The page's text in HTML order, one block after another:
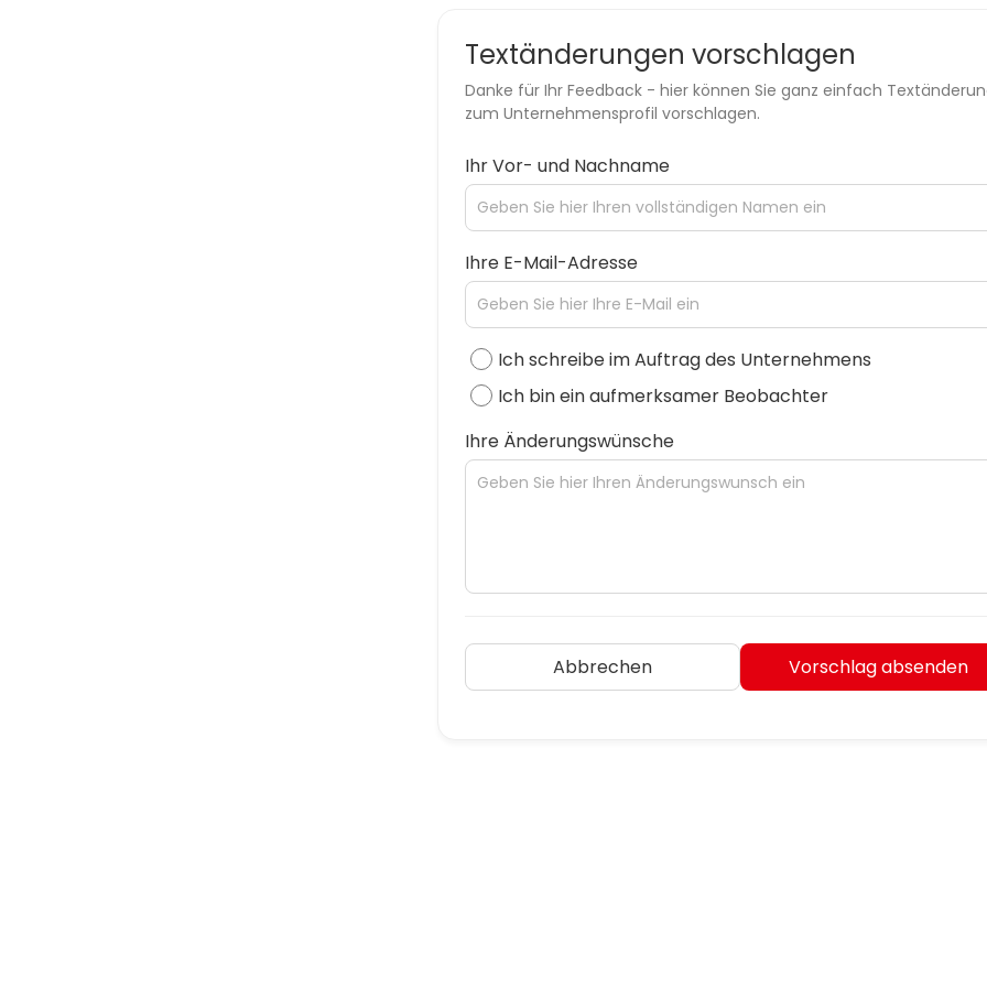
Textänderungen vorschlagen
Danke für Ihr Feedback - hier können Sie ganz einfach
zum Unternehmensprofil vorschlagen.
Ihr Vor- und Nachname
Ihre E-Mail-Adresse
Ich schreibe im Auftrag des Unternehmens
Ich bin ein aufmerksamer Beobachter
Ihre Änderungswünsche
Abbrechen Vorschlag absenden